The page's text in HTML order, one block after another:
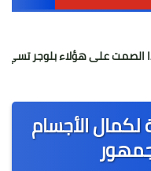
مصر
هؤلاء بلوجر تسيء لعلماء
لكمال الأجسام